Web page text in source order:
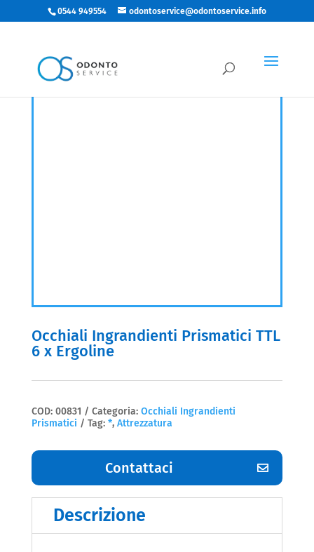
0544 949554 odontoservice@odontoservice.info
Occhiali Ingrandienti Prismatici TTL
6 x Ergoline
COD: 00831 Categoria: Occhiali Ingrandienti
Prismatici
Tag: *, Attrezzatura
Contattaci
Descrizione